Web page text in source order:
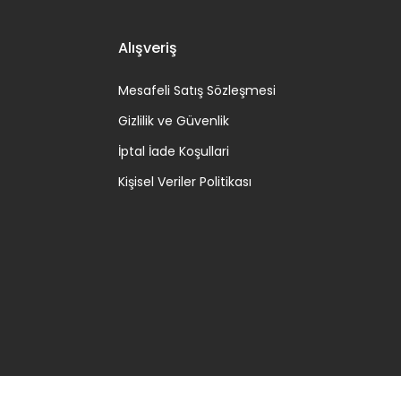
Alışveriş
Mesafeli Satış Sözleşmesi
Gizlilik ve Güvenlik
İptal İade Koşullari
Kişisel Veriler Politikası